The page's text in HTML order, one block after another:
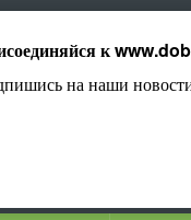
к
на наши